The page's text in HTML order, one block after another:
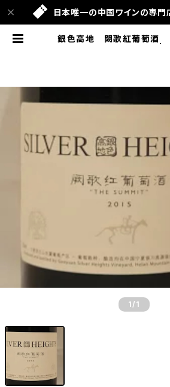
日本唯一の中国ワインの専門
銀色高地 闕歌紅葡萄酒
1 /1